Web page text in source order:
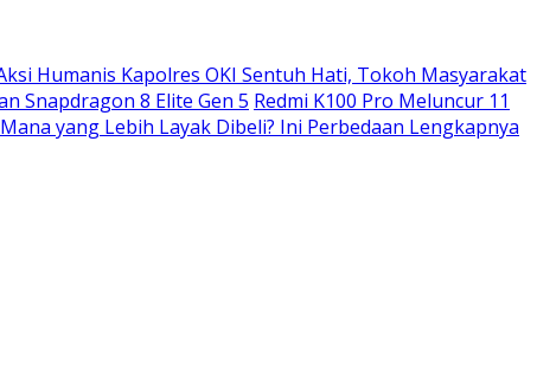
Humanis Kapolres OKI Sentuh Hati, Tokoh Masyarakat
Snapdragon 8 Elite Gen 5 Redmi K100 Pro Meluncur 11
yang Lebih Layak Dibeli? Ini Perbedaan Lengkapnya